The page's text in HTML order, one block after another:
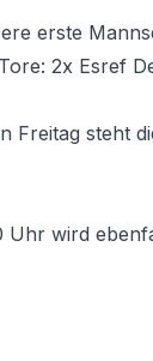
erste
2x Esref
Freitag steht
Uhr wird